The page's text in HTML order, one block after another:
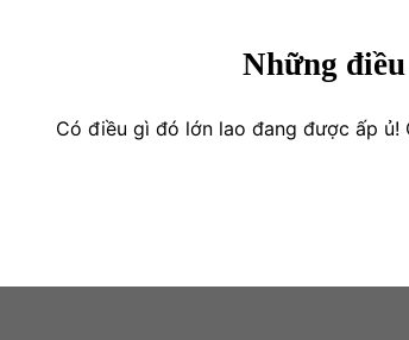
Những
Có điều gì đó lớn lao đang được ấp